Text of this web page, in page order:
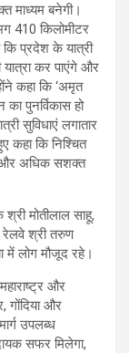
माध्यम बनेगी।
410 किलोमीटर
प्रदेश के यात्री
कर पाएंगे और
कहा कि ‘अमृत
पुनर्विकास हो
सुविधाएं लगातार
कहा कि निश्चित
और अधिक सशक्त
मोतीलाल साहू,
रेलवे श्री तरुण
में लोग मौजूद रहे।
और
गोंदिया और
उपलब्ध
सफर मिलेगा,